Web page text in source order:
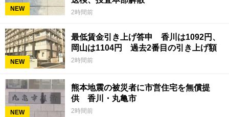
NEW 2時間前
NEW
最低賃金引き上げ答申 香川は1092円、
岡山は1104円 過去2番目の引き上げ額
2時間前
NEW
熊本地震の被災者に市営住宅を無償提
供 香川・丸亀市
2時間前